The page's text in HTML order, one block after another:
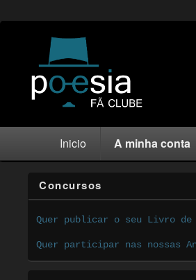
Inicio A minha conta
Concursos
Quer publicar o seu Livro de
Quer participar nas nossas